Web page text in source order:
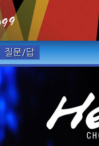
질문/답